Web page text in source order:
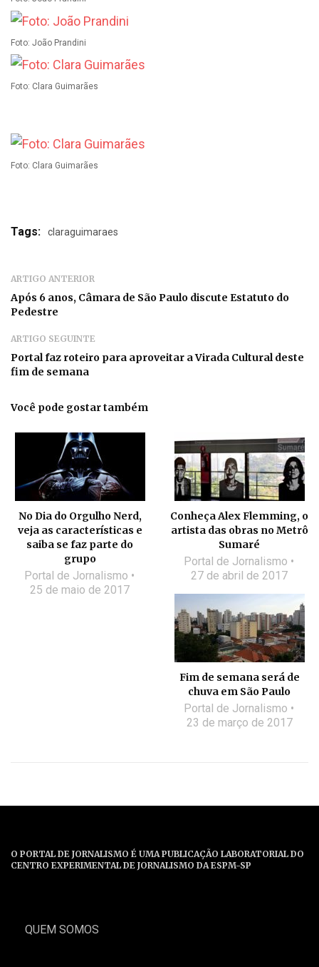
Foto: João Prandini
Foto: Clara Guimarães
Foto: Clara Guimarães
Tags: claraguimaraes
ARTIGO ANTERIOR
Após 6 anos, Câmara de São Paulo discute Estatuto do
Pedestre
ARTIGO SEGUINTE
Portal faz roteiro para aproveitar a Virada Cultural deste
fim de semana
Você pode gostar também
No Dia do Orgulho Nerd,
veja as características e
saiba se faz parte do
grupo
Portal de Jornalismo
25 de maio de 2017
Conheça Alex Flemming, o
artista das obras no Metrô
Sumaré
Portal de Jornalismo
27 de abril de 2017
Fim de semana será de
chuva em São Paulo
Portal de Jornalismo
23 de março de 2017
O PORTAL DE JORNALISMO É UMA PUBLICAÇÃO LABORATORIAL DO
CENTRO EXPERIMENTAL DE JORNALISMO DA ESPM-SP
QUEM SOMOS